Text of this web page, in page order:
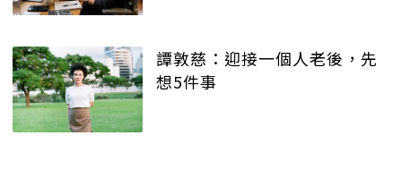
譚敦慈：迎接一個人老後，先
想5件事